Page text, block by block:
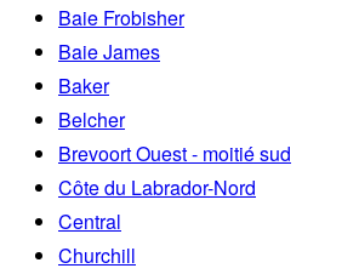
Baie Frobisher
Baie James
Baker
Belcher
Brevoort Ouest - moitié sud
Côte du Labrador-Nord
Central
Churchill